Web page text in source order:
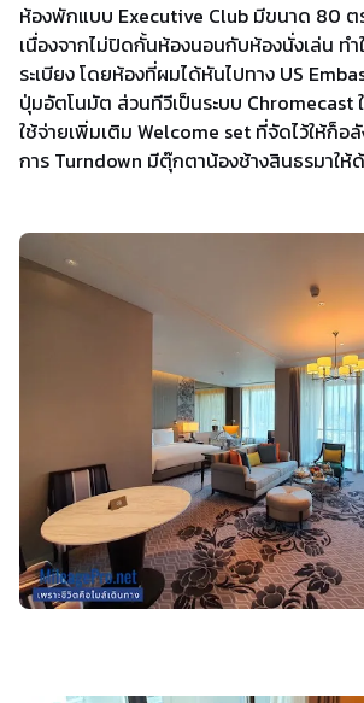
ห้องพักแบบ Executive Club มีขนาด 80 ต
เนื่องจากไม่ปิดกั้นห้องนอนกับห้องนั่งเล่น ท
ระเบียง โดยห้องที่ผมได้หันไปทาง US
ปุ่มอัตโนมัต ส่วนทีวีเป็นระบบ Chromecast
ใช้จ่ายเพิ่มเติม Welcome set ที่จัดไว้ให้ก็อ
การ Turndown มีตุ๊กตาน้องช้างสินธรมาใ